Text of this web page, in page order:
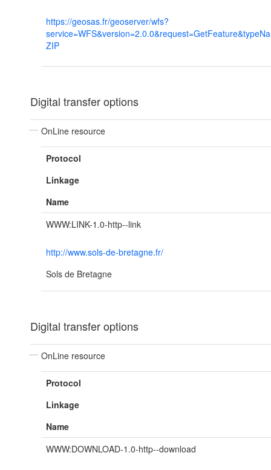
https://geosas.fr/geoserver/wfs?
ZIP
Digital transfer options
OnLine resource
Protocol
Linkage
Name
WWW:LINK-1.0-http--link
http://www.sols-de-bretagne.fr/
Sols de Bretagne
Digital transfer options
OnLine resource
Protocol
Linkage
Name
WWW:DOWNLOAD-1.0-http--download